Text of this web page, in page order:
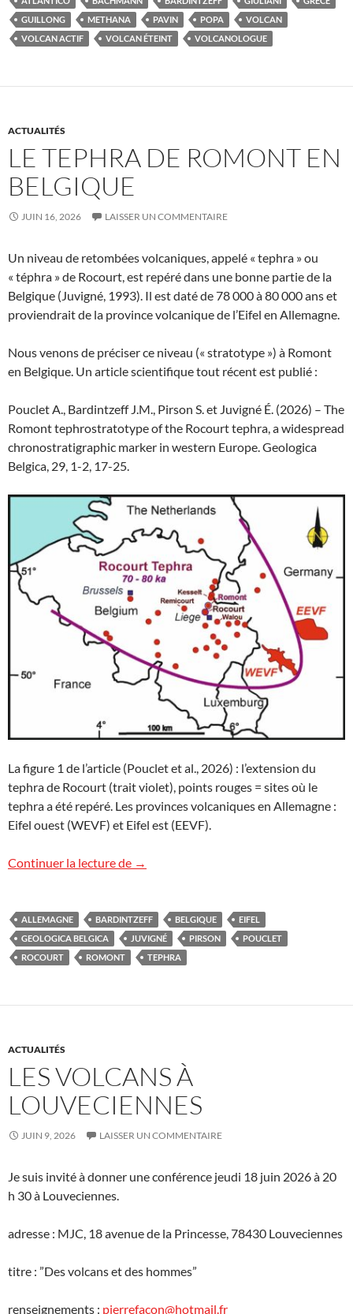
GUILLONG
METHANA PAVIN POPA
VOLCAN
VOLCAN ACTIF
VOLCAN ÉTEINT VOLCANOLOGUE
ACTUALITÉS
LE TEPHRA DE ROMONT EN
BELGIQUE
JUIN 16, 2026 LAISSER UN COMMENTAIRE
Un niveau de retombées volcaniques, appelé « tephra » ou
« téphra » de Rocourt, est repéré dans une bonne partie de la
Belgique (Juvigné, 1993). Il est daté de 78 000 à 80 000 ans et
proviendrait de la province volcanique de l’Eifel en Allemagne.
Nous venons de préciser ce niveau (« stratotype ») à Romont
en Belgique. Un article scientifique tout récent est publié :
Pouclet A., Bardintzeff J.M., Pirson S. et Juvigné É. (2026) – The
Romont tephrostratotype of the Rocourt tephra, a widespread
chronostratigraphic marker in western Europe. Geologica
Belgica, 29, 1-2, 17-25.
La figure 1 de l’article (Pouclet et al., 2026) : l’extension du
tephra de Rocourt (trait violet), points rouges = sites où le
tephra a été repéré. Les provinces volcaniques en Allemagne :
Eifel ouest (WEVF) et Eifel est (EEVF).
Continuer la lecture de Le tephra de Romont en Belgique
→
ALLEMAGNE BARDINTZEFF BELGIQUE
EIFEL
GEOLOGICA BELGICA
JUVIGNÉ PIRSON
POUCLET
ROCOURT
ROMONT TEPHRA
ACTUALITÉS
LES VOLCANS À
LOUVECIENNES
JUIN 9, 2026 LAISSER UN COMMENTAIRE
Je suis invité à donner une conférence jeudi 18 juin 2026 à 20
h 30 à Louveciennes.
adresse : MJC, 18 avenue de la Princesse, 78430 Louveciennes
titre : ”Des volcans et des hommes”
renseignements : pierrefacon@hotmail.fr